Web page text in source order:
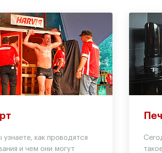
узнаете, как проводятся
и чем они могут